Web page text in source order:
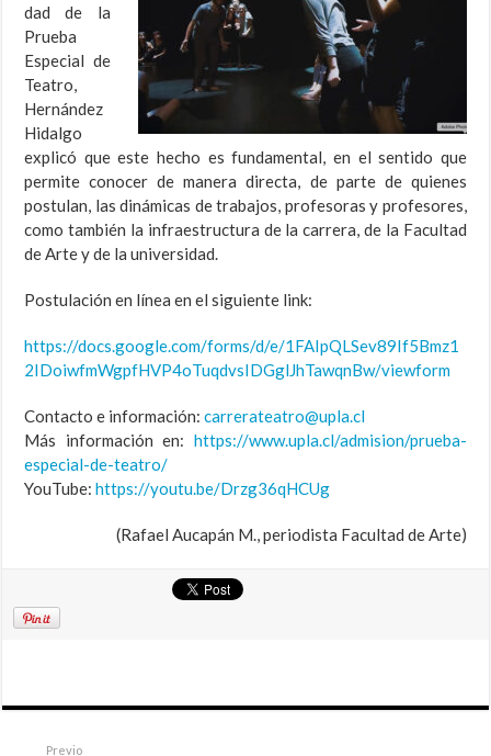
dad de la
Prueba
Especial de
Teatro,
Hernández
Hidalgo
explicó que este hecho es fundamental, en el sentido que
permite conocer de manera directa, de parte de quienes
postulan, las dinámicas de trabajos, profesoras y profesores,
como también la infraestructura de la carrera, de la Facultad
de Arte y de la universidad.
Postulación en línea en el siguiente link:
https://docs.google.com/forms/d/e/1FAIpQLSev89If5Bmz1
2IDoiwfmWgpfHVP4oTuqdvsIDGglJhTawqnBw/viewform
Contacto e información:carrerateatro@upla.cl
Más información en: https://www.upla.cl/admision/prueba-
especial-de-teatro/
YouTube:https://youtu.be/Drzg36qHCUg
(Rafael Aucapán M., periodista Facultad de Arte)
Previo